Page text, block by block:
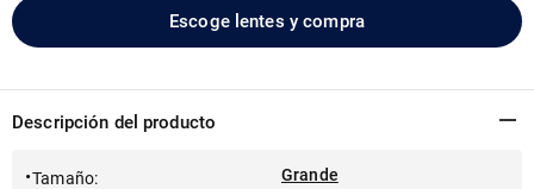
Escoge lentes y compra
Descripción del producto
Tamaño:
Grande